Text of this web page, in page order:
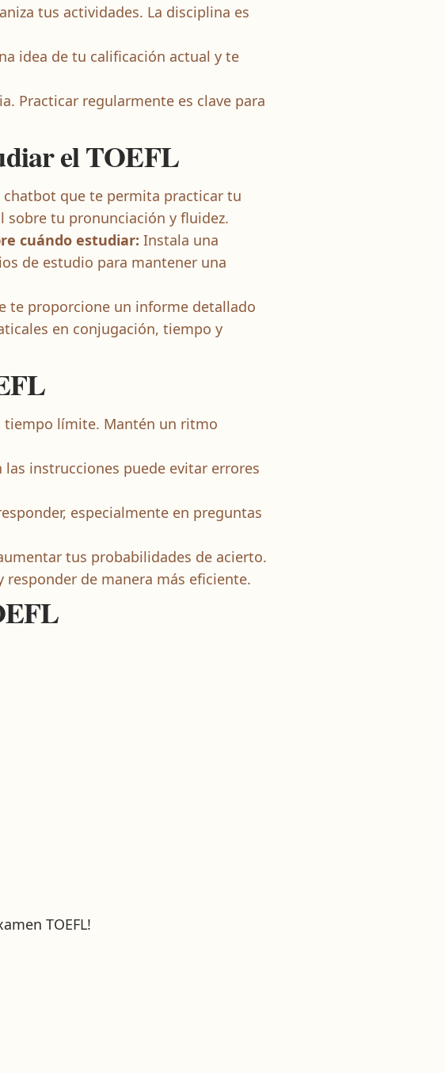
tus actividades. La disciplina es
idea de tu calificación actual y te
Practicar regularmente es clave para
el TOEFL
chatbot que te permita practicar tu
tu pronunciación y fluidez.
cuándo estudiar: Instala una
de estudio para mantener una
te proporcione un informe detallado
en conjugación, tiempo y
tiempo límite. Mantén un ritmo
las instrucciones puede evitar errores
especialmente en preguntas
tus probabilidades de acierto.
de manera más eficiente.
TOEFL!